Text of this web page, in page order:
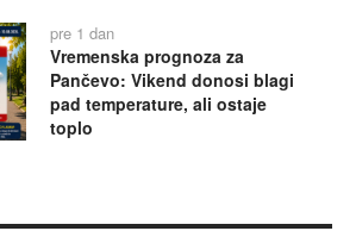
pre 1 dan
Vremenska prognoza za
Pančevo: Vikend donosi blagi
pad temperature, ali ostaje
toplo